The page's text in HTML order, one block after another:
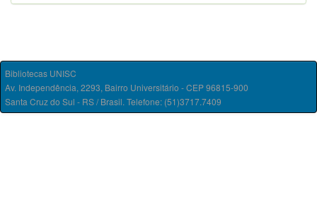
Bibliotecas UNISC
Av. Independência, 2293, Bairro Universitário - CEP 96815-900
Santa Cruz do Sul - RS / Brasil. Telefone: (51)3717.7409